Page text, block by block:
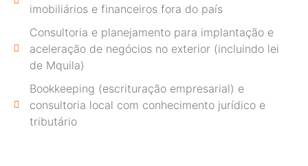
imobiliários e financeiros fora do país
Consultoria e planejamento para implantação e
aceleração de negócios no exterior (incluindo lei
de Mquila)
Bookkeeping (escrituração empresarial) e
consultoria local com conhecimento jurídico e
tributário